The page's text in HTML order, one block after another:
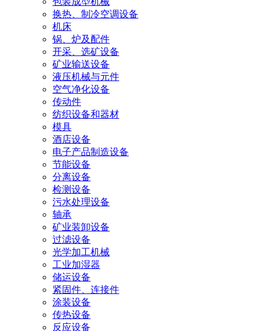
换热、制冷空调设备
机床
锅、炉及配件
开采、选矿设备
矿业输送设备
液压机械与元件
空气净化设备
传动件
纺织设备和器材
模具
酒店设备
电子产品制造设备
节能设备
分离设备
检测设备
污水处理设备
轴承
矿业装卸设备
过滤设备
光学加工机械
工业加湿器
储运设备
紧固件、连接件
涂装设备
传热设备
反应设备